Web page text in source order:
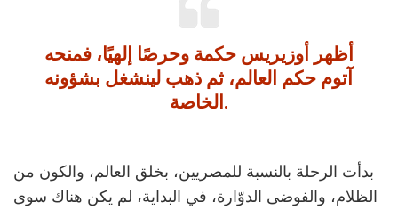
أظهر أوزيريس حكمة وحرصًا إلهيًا، فمنحه
آتوم حكم العالم، ثم ذهب لينشغل بشؤونه
الخاصة.
بدأت الرحلة بالنسبة للمصريين، بخلق العالم، والكون من
الظلام، والفوضى الدوّارة، في البداية، لم يكن هناك سوى